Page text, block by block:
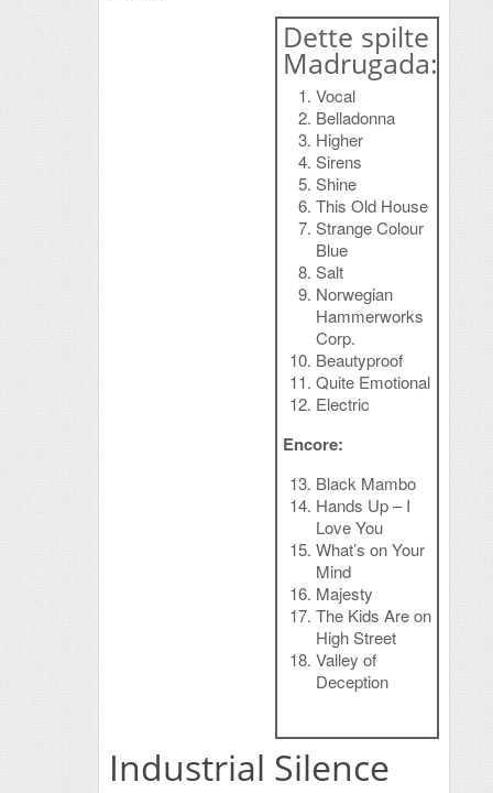
Dette spilte
Madrugada:
Vocal
Belladonna
Higher
Sirens
Shine
This Old House
Strange Colour
Blue
Salt
Norwegian
Hammerworks
Corp.
Beautyproof
Quite Emotional
Electric
Encore:
Black Mambo
Hands Up – I
Love You
What’s on Your
Mind
Majesty
The Kids Are on
High Street
Valley of
Deception
Industrial Silence